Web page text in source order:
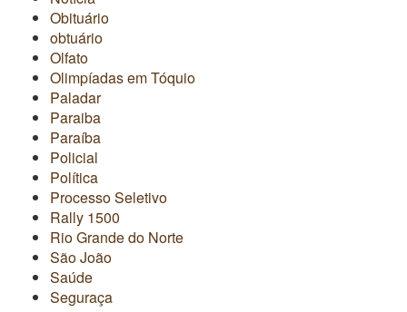
Obituário
obtuário
Olfato
Olimpíadas em Tóquio
Paladar
Paraiba
Paraíba
Policial
Política
Processo Seletivo
Rally 1500
Rio Grande do Norte
São João
Saúde
Seguraça